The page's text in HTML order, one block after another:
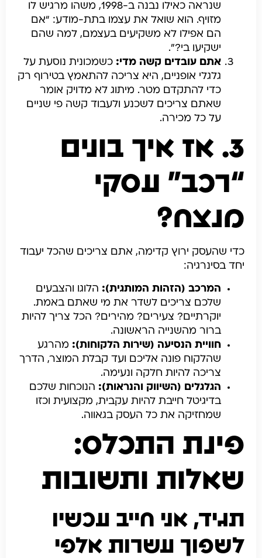
שנראה כאילו נבנה ב-1998, משהו מרגיש לו
מזויף. הוא שואל את עצמו בתת-מודע: “אם
הם אפילו לא משקיעים בעצמם, למה שהם
ישקיעו בי?”.
אתם עובדים קשה מדי: כשמכונית נוסעת על
גלגלי אופניים, היא צריכה להתאמץ בטירוף רק
כדי להתקדם מטר. מיתוג לא מדויק אומר
שאתם צריכים לשכנע ולעבוד קשה פי שניים
על כל מכירה.
3. אז איך בונים
“רכב” עסקי
מנצח?
כדי שהעסק ירוץ קדימה, אתם צריכים שהכל יעבוד
יחד בסינרגיה:
המרכב (הזהות המותגית): הלוגו והצבעים
שלכם צריכים לשדר את מי שאתם באמת.
יוקרתיים? צעירים? מהירים? הכל צריך להיות
ברור מהשנייה הראשונה.
חוויית הנסיעה (שירות הלקוחות): מהרגע
שהלקוח פונה אליכם ועד קבלת המוצר, הדרך
צריכה להיות חלקה ונעימה.
הגלגלים (השיווק והנראות): הנוכחות שלכם
בדיגיטל חייבת להיות עקבית, מקצועית וכזו
שמחזיקה את כל העסק בגאווה.
פינת התכלס:
שאלות ותשובות
תגיד, אני חייב עכשיו
לשפוך עשרות אלפי